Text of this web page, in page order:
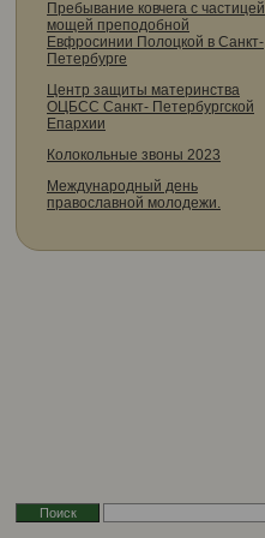
Пребывание ковчега с частицей
мощей преподобной
Евфросинии Полоцкой в Санкт-
Петербурге
Центр защиты материнства
ОЦБСС Санкт- Петербургской
Епархии
Колокольные звоны 2023
Международный день
православной молодежи.